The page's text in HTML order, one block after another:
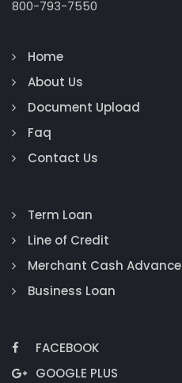
800-793-7550
Home
About Us
Document Upload
Faq
Contact Us
Term Loan
Line of Credit
Merchant Cash Advance
Business Loan
FACEBOOK
GOOGLE PLUS